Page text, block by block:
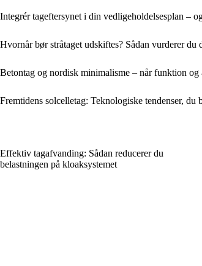
Integrér tageftersynet i din vedligeholdelsesplan –
Hvornår bør stråtaget udskiftes? Sådan vurderer du
Betontag og nordisk minimalisme – når funktion
Fremtidens solcelletag: Teknologiske tendenser, du
Effektiv tagafvanding: Sådan reducerer du
belastningen på kloaksystemet